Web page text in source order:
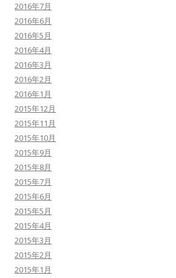
2016年7月
2016年6月
2016年5月
2016年4月
2016年3月
2016年2月
2016年1月
2015年12月
2015年11月
2015年10月
2015年9月
2015年8月
2015年7月
2015年6月
2015年5月
2015年4月
2015年3月
2015年2月
2015年1月